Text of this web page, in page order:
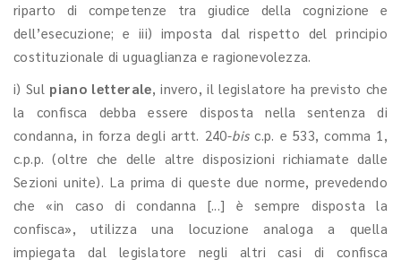
riparto di competenze tra giudice della cognizione e
dell’esecuzione; e iii) imposta dal rispetto del principio
costituzionale di uguaglianza e ragionevolezza.
i) Sul piano letterale, invero, il legislatore ha previsto che
la confisca debba essere disposta nella sentenza di
condanna, in forza degli artt. 240-bisc.p. e 533, comma 1,
c.p.p. (oltre che delle altre disposizioni richiamate dalle
Sezioni unite). La prima di queste due norme, prevedendo
che «in caso di condanna [...] è sempre disposta la
confisca», utilizza una locuzione analoga a quella
impiegata dal legislatore negli altri casi di confisca